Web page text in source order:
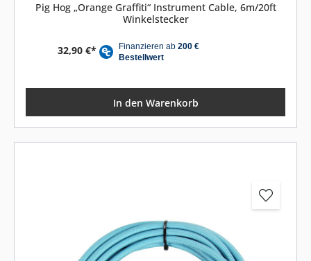
Pig Hog „Orange Graffiti“ Instrument Cable, 6m/20ft
Winkelstecker
32,90 €*
In den Warenkorb